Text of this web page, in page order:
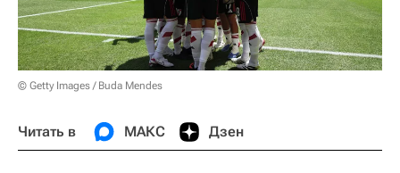
© Getty Images / Buda Mendes
Читать в МАКС Дзен